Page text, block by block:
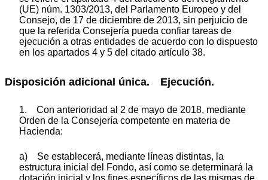
(UE) núm. 1303/2013, del Parlamento Europeo y del
Consejo, de 17 de diciembre de 2013, sin perjuicio de
que la referida Consejería pueda confiar tareas de
ejecución a otras entidades de acuerdo con lo dispuesto
en los apartados 4 y 5 del citado artículo 38.
Disposición adicional única. Ejecución.
1. Con anterioridad al 2 de mayo de 2018, mediante
Orden de la Consejería competente en materia de
Hacienda:
a) Se establecerá, mediante líneas distintas, la
estructura inicial del Fondo, así como se determinará la